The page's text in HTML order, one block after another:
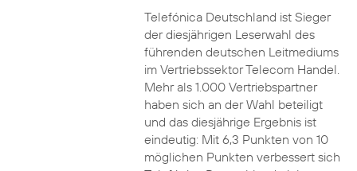
Telefónica Deutschland ist Sieger
der diesjährigen Leserwahl des
führenden deutschen Leitmediums
im Vertriebssektor Telecom Handel.
Mehr als 1.000 Vertriebspartner
haben sich an der Wahl beteiligt
und das diesjährige Ergebnis ist
eindeutig: Mit 6,3 Punkten von 10
möglichen Punkten verbessert sich